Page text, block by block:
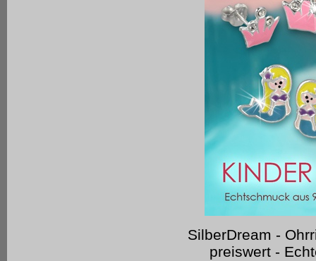
SilberDream -
preiswert -